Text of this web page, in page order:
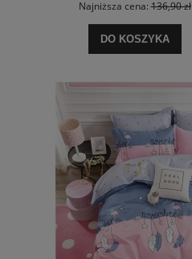
Najniższa cena:136,90 zł
DO KOSZYKA